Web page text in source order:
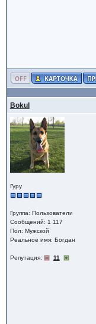
Bokul
Гуру
Группа: Пользователи
Сообщений: 1 117
Пол: Мужской
Реальное имя: Богдан
Репутация: 11